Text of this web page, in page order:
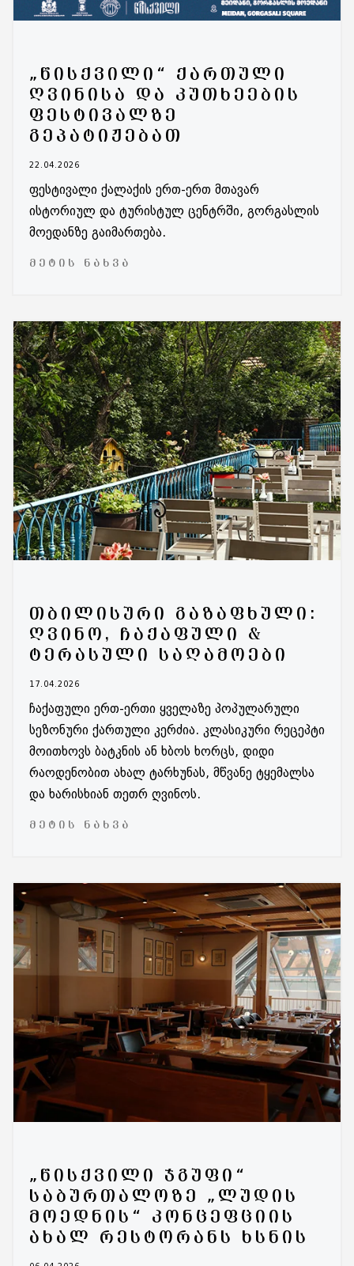
„ᲬᲘᲡᲥᲕᲘᲚᲘ“ ᲥᲐᲠᲗᲣᲚᲘ
ᲦᲕᲘᲜᲘᲡᲐ ᲓᲐ ᲙᲣᲗᲮᲔᲔᲑᲘᲡ
ᲤᲔᲡᲢᲘᲕᲐᲚᲖᲔ
ᲒᲔᲞᲐᲢᲘᲟᲔᲑᲐᲗ
22.04.2026
ფესტივალი ქალაქის ერთ-ერთ მთავარ
ისტორიულ და ტურისტულ ცენტრში, გორგასლის
მოედანზე გაიმართება.
ᲛᲔᲢᲘᲡ ᲜᲐᲮᲕᲐ
ᲗᲑᲘᲚᲘᲡᲣᲠᲘ ᲒᲐᲖᲐᲤᲮᲣᲚᲘ:
ᲦᲕᲘᲜᲝ, ᲩᲐᲥᲐᲤᲣᲚᲘ &
ᲢᲔᲠᲐᲡᲣᲚᲘ ᲡᲐᲦᲐᲛᲝᲔᲑᲘ
17.04.2026
ჩაქაფული ერთ-ერთი ყველაზე პოპულარული
სეზონური ქართული კერძია. კლასიკური რეცეპტი
მოითხოვს ბატკნის ან ხბოს ხორცს, დიდი
რაოდენობით ახალ ტარხუნას, მწვანე ტყემალსა
და ხარისხიან თეთრ ღვინოს.
ᲛᲔᲢᲘᲡ ᲜᲐᲮᲕᲐ
„ᲬᲘᲡᲥᲕᲘᲚᲘ ᲯᲒᲣᲤᲘ“
ᲡᲐᲑᲣᲠᲗᲐᲚᲝᲖᲔ „ᲚᲣᲓᲘᲡ
ᲛᲝᲔᲓᲜᲘᲡ“ ᲙᲝᲜᲪᲔᲤᲪᲘᲘᲡ
ᲐᲮᲐᲚ ᲠᲔᲡᲢᲝᲠᲐᲜᲡ ᲮᲡᲜᲘᲡ